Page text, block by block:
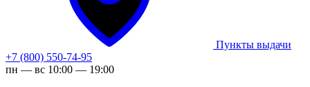
Пункты выдачи
+7 (800) 550-74-95
пн — вс 10:00 — 19:00